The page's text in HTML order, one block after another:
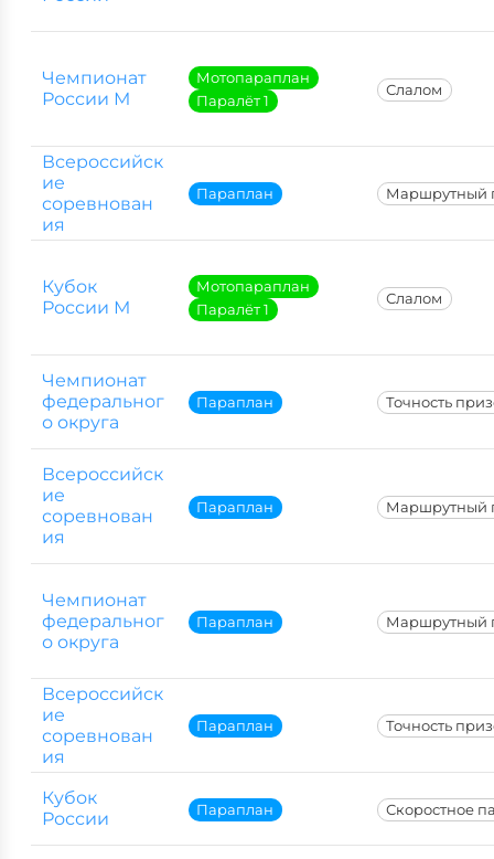
Чемпионат
России М
Мотопараплан
Паралёт 1
Слалом
Всероссийск
ие
соревнован
ия
Параплан Маршрутный
Кубок
России М
Мотопараплан
Паралёт 1
Слалом
Чемпионат
федеральног
о округа
Параплан Точность
Всероссийск
ие
соревнован
ия
Параплан Маршрутный
Чемпионат
федеральног
о округа
Параплан Маршрутный
Всероссийск
ие
соревнован
ия
Параплан Точность
Кубок
России
Параплан Скоростное